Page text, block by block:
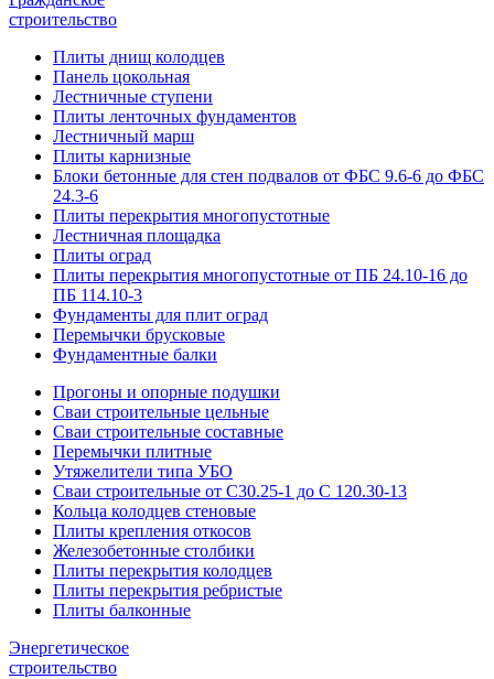
строительство
Плиты днищ колодцев
Панель цокольная
Лестничные ступени
Плиты ленточных фундаментов
Лестничный марш
Плиты карнизные
Блоки бетонные для стен подвалов от ФБС 9.6-6 до ФБС
24.3-6
Плиты перекрытия многопустотные
Лестничная площадка
Плиты оград
Плиты перекрытия многопустотные от ПБ 24.10-16 до
ПБ 114.10-3
Фундаменты для плит оград
Перемычки брусковые
Фундаментные балки
Прогоны и опорные подушки
Сваи строительные цельные
Сваи строительные составные
Перемычки плитные
Утяжелители типа УБО
Сваи строительные от С30.25-1 до С 120.30-13
Кольца колодцев стеновые
Плиты крепления откосов
Железобетонные столбики
Плиты перекрытия колодцев
Плиты перекрытия ребристые
Плиты балконные
Энергетическое
строительство